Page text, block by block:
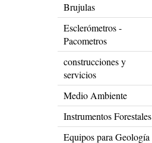
Brujulas
Esclerómetros -
Pacometros
construcciones y
servicios
Medio Ambiente
Instrumentos Forestales
Equipos para Geología